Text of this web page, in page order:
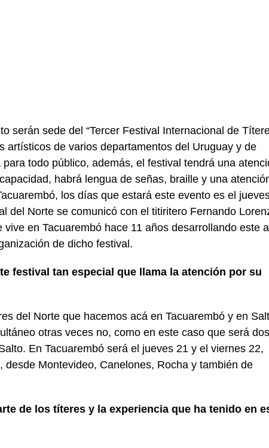
serán sede del “Tercer Festival Internacional de
artísticos de varios departamentos del Uruguay y de
todo público, además, el festival tendrá una
habrá lengua de señas, braille y una
los días que estará este evento es el
del Norte se comunicó con el titiritero Fernando
en Tacuarembó hace 11 años desarrollando este
de dicho festival.
festival tan especial que llama la atención por su
del Norte que hacemos acá en Tacuarembó y en
otras veces no, como en este caso que será dos
En Tacuarembó será el jueves 21 y el viernes 22,
Montevideo, Canelones, Rocha y también de
de los títeres y la experiencia que ha tenido en